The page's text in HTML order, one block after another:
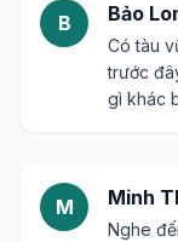
B Bảo
Có tàu
trước
gì khác
M Minh
Nghe